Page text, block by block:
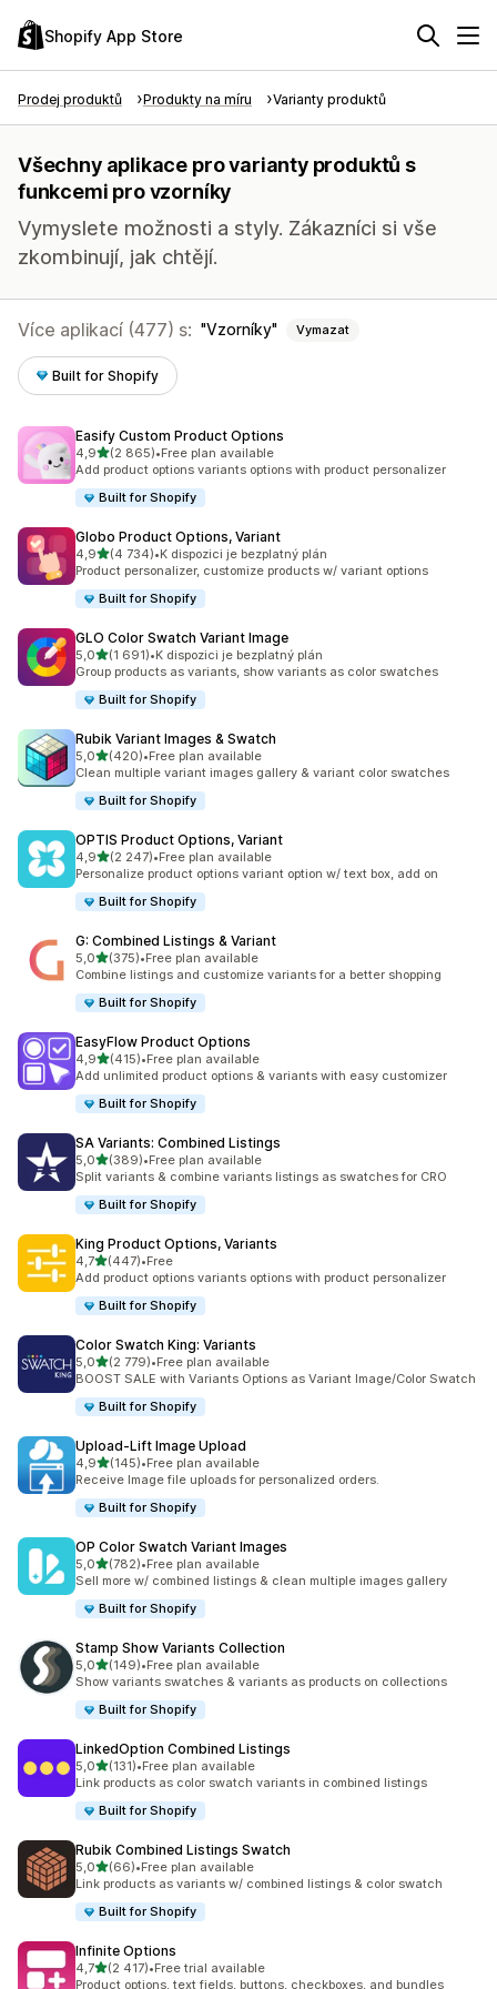
Shopify App Store
Prodej produktů Produkty na míru Varianty produktů
Všechny aplikace pro varianty produktů s
funkcemi pro vzorníky
Vymyslete možnosti a styly. Zákazníci si vše
zkombinují, jak chtějí.
Více aplikací (477) s: Vzorníky Vymazat
Built for Shopify
Easify Custom Product Options
4,9z 5 hvězd
(2 865)
Celkový počet recenzí: 2865
•Free plan available
Add product options variants options with product personalizer
Built for Shopify
Globo Product Options, Variant
4,9z 5 hvězd
(4 734)
Celkový počet recenzí: 4734
•K dispozici je bezplatný plán
Product personalizer, customize products w/ variant options
Built for Shopify
GLO Color Swatch Variant Image
5,0z 5 hvězd
(1 691)
Celkový počet recenzí: 1691
•K dispozici je bezplatný plán
Group products as variants, show variants as color swatches
Built for Shopify
Rubik Variant Images & Swatch
5,0z 5 hvězd
(420)
Celkový počet recenzí: 420
•Free plan available
Clean multiple variant images gallery & variant color swatches
Built for Shopify
OPTIS Product Options, Variant
4,9z 5 hvězd
(2 247)
Celkový počet recenzí: 2247
•Free plan available
Personalize product options variant option w/ text box, add on
Built for Shopify
G: Combined Listings & Variant
5,0z 5 hvězd
(375)
Celkový počet recenzí: 375
•Free plan available
Combine listings and customize variants for a better shopping
Built for Shopify
EasyFlow Product Options
4,9z 5 hvězd
(415)
Celkový počet recenzí: 415
•Free plan available
Add unlimited product options & variants with easy customizer
Built for Shopify
SA Variants: Combined Listings
5,0z 5 hvězd
(389)
Celkový počet recenzí: 389
•Free plan available
Split variants & combine variants listings as swatches for CRO
Built for Shopify
King Product Options, Variants
4,7z 5 hvězd
(447)
Celkový počet recenzí: 447
•Free
Add product options variants options with product personalizer
Built for Shopify
Color Swatch King: Variants
5,0z 5 hvězd
(2 779)
Celkový počet recenzí: 2779
•Free plan available
BOOST SALE with Variants Options as Variant Image/Color Swatch
Built for Shopify
Upload‑Lift Image Upload
4,9z 5 hvězd
(145)
Celkový počet recenzí: 145
•Free plan available
Receive Image file uploads for personalized orders.
Built for Shopify
OP Color Swatch Variant Images
5,0z 5 hvězd
(782)
Celkový počet recenzí: 782
•Free plan available
Sell more w/ combined listings & clean multiple images gallery
Built for Shopify
Stamp Show Variants Collection
5,0z 5 hvězd
(149)
Celkový počet recenzí: 149
•Free plan available
Show variants swatches & variants as products on collections
Built for Shopify
LinkedOption Combined Listings
5,0z 5 hvězd
(131)
Celkový počet recenzí: 131
•Free plan available
Link products as color swatch variants in combined listings
Built for Shopify
Rubik Combined Listings Swatch
5,0z 5 hvězd
(66)
Celkový počet recenzí: 66
•Free plan available
Link products as variants w/ combined listings & color swatch
Built for Shopify
Infinite Options
4,7z 5 hvězd
(2 417)
Celkový počet recenzí: 2417
•Free trial available
Product options, text fields, buttons, checkboxes, and bundles